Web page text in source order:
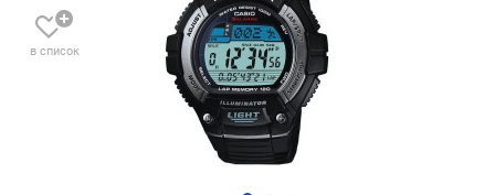
в список